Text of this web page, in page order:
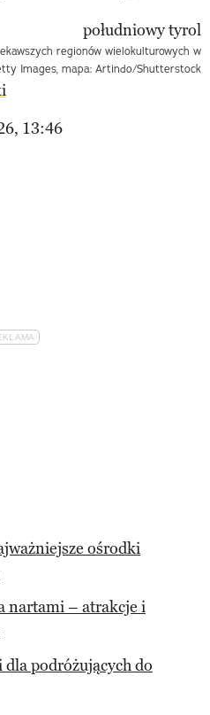
regionów wielokulturowych w
Images, mapa: Artindo/Shutterstock
13:46
ośrodki
nartami – atrakcje i
podróżujących do